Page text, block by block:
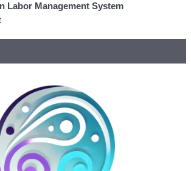
Labor Management System